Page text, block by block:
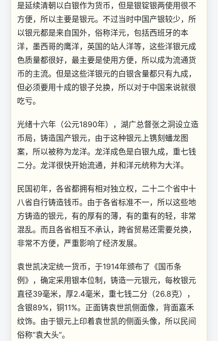
是延续清朝以白银作为货币，但是银锭银两使用很不
方便，所以主要是银元。不过当时中国产银较少，所
以银元都是来自国外，俗称洋元，包括西班牙的本
洋，墨西哥的鹰洋，英国的站人洋等，这些洋银元成
色质量都很好，最主要是使用方便，所以成为流通货
币的主流。但是这些洋银元的白银含量都只有九成，
但必须要用十成的银子兑换，所以对于中国来说就很
吃亏。
光绪十六年（公元1890年），湖广总督张之洞设立造
币局，铸造国产银元，由于这种银元上镌刻蟠龙图
案，所以被称为龙洋。龙洋成色是白银九成，重七钱
二分。龙洋很快开始流通，并和洋元统称为大洋。
民国初年，各省都拥有相对独立权，二十二个省中十
八省自行铸造钱币。由于各省标准不一，所以这些地
方铸造的银元，有的厚有的薄，有的重有的轻，非常
混乱。而且各省相互不承认，跨省贸易还需要兑换，
非常不方便，严重影响了经济发展。
袁世凯决定统一货币，于1914年颁布了《国币条
例》，确定采用银本位制，铸造一元银元，每枚银元
直径39毫米，厚2.4毫米，重七钱二分（26.8克），
含银89%，铜11%。正面铸袁世凯侧面像，背面嘉禾
纹饰。由于银元上印着袁世凯的侧面头像，所以民间
俗称“袁大头”。